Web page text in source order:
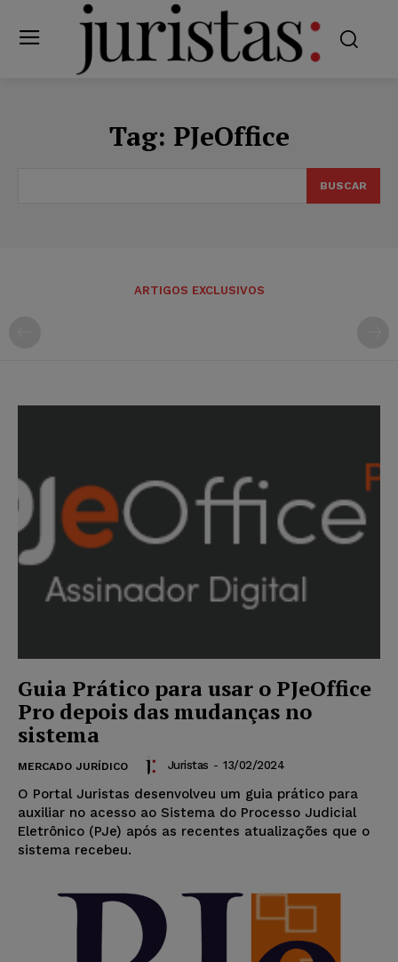
Tag: PJeOffice
BUSCAR
ARTIGOS EXCLUSIVOS
Guia Prático para usar o PJeOffice
Pro depois das mudanças no
sistema
MERCADO JURÍDICO Juristas - 13/02/2024
O Portal Juristas desenvolveu um guia prático para
auxiliar no acesso ao Sistema do Processo Judicial
Eletrônico (PJe) após as recentes atualizações que o
sistema recebeu.